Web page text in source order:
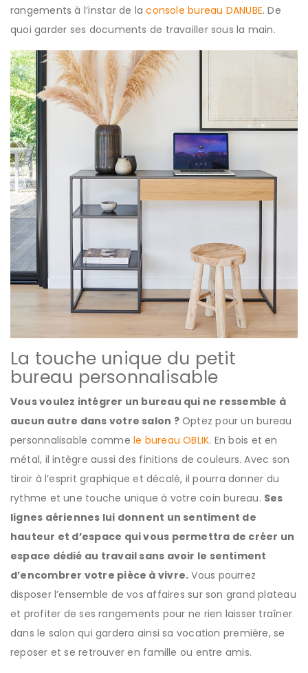
rangements à l’instar de laconsole bureau DANUBE. De
quoi garder ses documents de travailler sous la main.
La touche unique du petit
bureau personnalisable
Vous voulez intégrer un bureau qui ne ressemble à
aucun autre dans votre salon ?Optez pour un bureau
personnalisable comme le bureau OBLIK. En bois et en
métal, il intègre aussi des finitions de couleurs. Avec son
tiroir à l’esprit graphique et décalé, il pourra donner du
rythme et une touche unique à votre coin bureau. Ses
lignes aériennes lui donnent un sentiment de
hauteur et d’espace qui vous permettra de créer un
espace dédié au travail sans avoir le sentiment
d’encombrer votre pièce à vivre. Vous pourrez
disposer l’ensemble de vos affaires sur son grand plateau
et profiter de ses rangements pour ne rien laisser traîner
dans le salon qui gardera ainsi sa vocation première, se
reposer et se retrouver en famille ou entre amis.